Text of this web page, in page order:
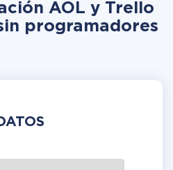
AOL y Trello
programadores